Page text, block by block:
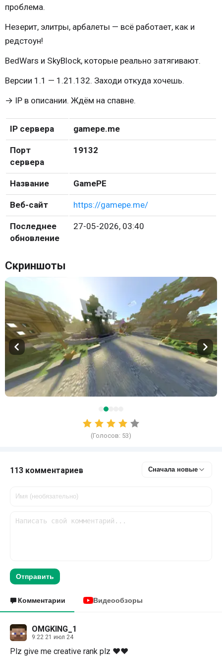
проблема.
Незерит, элитры, арбалеты — всё работает, как и
редстоун!
BedWars и SkyBlock, которые реально затягивают.
Версии 1.1 — 1.21.132. Заходи откуда хочешь.
→ IP в описании. Ждём на спавне.
IP сервера gamepe.me
Порт
сервера
19132
Название GamePE
Веб-сайт https://gamepe.me/
Последнее
обновление
27-05-2026, 03:40
Скриншоты
(Голосов: 53)
113 комментариев Сначала новые
Отправить
Комментарии Видеообзоры
OMGKING_1
9:22 21 июл 24
Plz give me creative rank plz ❤️❤️